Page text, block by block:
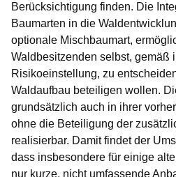
Berücksichtigung finden. Die
Baumarten in die
optionale Mischbaumart,
Waldbesitzenden selbst, gemäß
Risikoeinstellung, zu
Waldaufbau beteiligen wollen.
grundsätzlich auch in ihrer
ohne die Beteiligung der
realisierbar. Damit findet der
dass insbesondere für einige
nur kurze, nicht umfassende